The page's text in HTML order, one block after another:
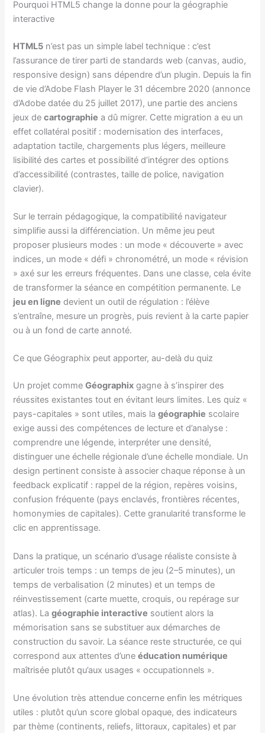
Pourquoi HTML5 change la donne pour la géographie
interactive
HTML5 n’est pas un simple label technique : c’est
l’assurance de tirer parti de standards web (canvas, audio,
responsive design) sans dépendre d’un plugin. Depuis la fin
de vie d’Adobe Flash Player le 31 décembre 2020 (annonce
d’Adobe datée du 25 juillet 2017), une partie des anciens
jeux decartographie a dû migrer. Cette migration a eu un
effet collatéral positif : modernisation des interfaces,
adaptation tactile, chargements plus légers, meilleure
lisibilité des cartes et possibilité d’intégrer des options
d’accessibilité (contrastes, taille de police, navigation
clavier).
Sur le terrain pédagogique, la compatibilité navigateur
simplifie aussi la différenciation. Un même jeu peut
proposer plusieurs modes : un mode « découverte » avec
indices, un mode « défi » chronométré, un mode « révision
» axé sur les erreurs fréquentes. Dans une classe, cela évite
de transformer la séance en compétition permanente. Le
jeu en ligne devient un outil de régulation : l’élève
s’entraîne, mesure un progrès, puis revient à la carte papier
ou à un fond de carte annoté.
Ce que Géographix peut apporter, au-delà du quiz
Un projet commeGéographix gagne à s’inspirer des
réussites existantes tout en évitant leurs limites. Les quiz «
pays-capitales » sont utiles, mais lagéographie scolaire
exige aussi des compétences de lecture et d’analyse :
comprendre une légende, interpréter une densité,
distinguer une échelle régionale d’une échelle mondiale. Un
design pertinent consiste à associer chaque réponse à un
feedback explicatif : rappel de la région, repères voisins,
confusion fréquente (pays enclavés, frontières récentes,
homonymies de capitales). Cette granularité transforme le
clic en apprentissage.
Dans la pratique, un scénario d’usage réaliste consiste à
articuler trois temps : un temps de jeu (2–5 minutes), un
temps de verbalisation (2 minutes) et un temps de
réinvestissement (carte muette, croquis, ou repérage sur
atlas). Lagéographie interactive soutient alors la
mémorisation sans se substituer aux démarches de
construction du savoir. La séance reste structurée, ce qui
correspond aux attentes d’uneéducation numérique
maîtrisée plutôt qu’aux usages « occupationnels ».
Une évolution très attendue concerne enfin les métriques
utiles : plutôt qu’un score global opaque, des indicateurs
par thème (continents, reliefs, littoraux, capitales) et par